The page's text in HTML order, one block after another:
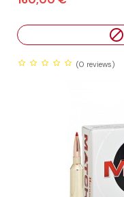

(0 reviews)